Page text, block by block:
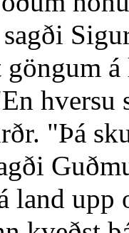
"Þá
land upp